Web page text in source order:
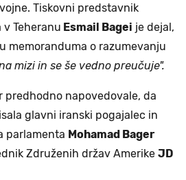
Tiskovni predstavnik
Teheranu Esmail Bagei je dejal,
memoranduma o razumevanju
mizi in se še vedno preučuje".
predhodno napovedovale, da
glavni iranski pogajalec in
parlamenta Mohamad Bager
Združenih držav Amerike JD